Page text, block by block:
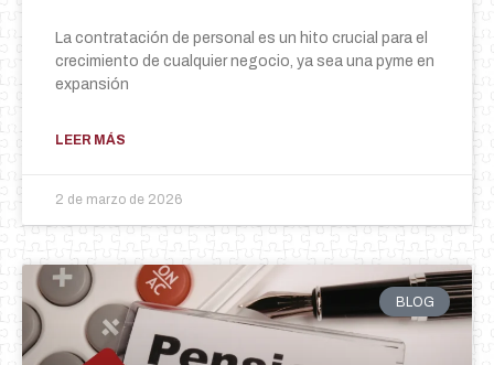
La contratación de personal es un hito crucial para el
crecimiento de cualquier negocio, ya sea una pyme en
expansión
LEER MÁS
2 de marzo de 2026
BLOG